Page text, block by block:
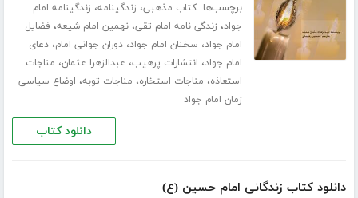
برچسب‌ها:کتاب مذهبی، زندگینامه، زندگینامه امام
جواد، زندگی نامه امام تقی،نهمین امام شیعه، فضایل
امام جواد، سخنان امام جواد،دوران جوانی امام،دعای
امام جواد، انتشارات پرهیب، عبدالزهرا عثمان، مناجات
استعاذه، مناجات استخاره، مناجات توبه، اوضاع سیاسی
زمان امام جواد
دانلود کتاب
دانلود کتاب زندگانی امام حسین (ع)